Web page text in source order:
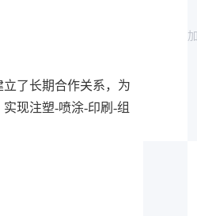
了长期合作关系，为
现注塑-喷涂-印刷-组